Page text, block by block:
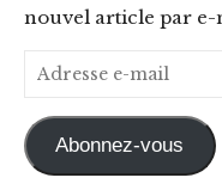
nouvel article par e-
Adresse e-mail
Abonnez-vous